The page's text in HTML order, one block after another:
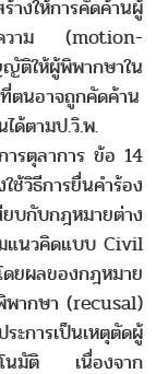
งให้การคัดค้านผู้
คู่ความ (motion-
ให้ผู้พิพากษาใน
ตนอาจถูกคัดค้าน
ด้ตามป.วิ.พ.
ารตุลาการ ข้อ 14
วิธีการยื่นคำร้อง
บกับกฎหมายต่าง
แนวคิดแบบ Civil
ยผลของกฎหมาย
ากษา (recusal)
ารเป็นเหตุตัดผู้
โนมัติ เนื่องจาก